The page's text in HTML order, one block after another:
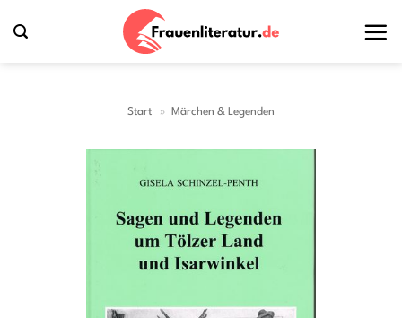
Inhalt
Start » Märchen & Legenden